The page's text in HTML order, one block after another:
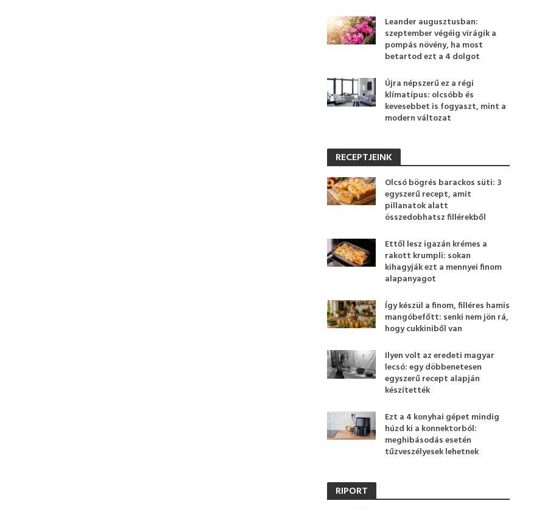
Leander augusztusban:
szeptember végéig virágik a
pompás növény, ha most
betartod ezt a 4 dolgot
Újra népszerű ez a régi
klímatípus: olcsóbb és
kevesebbet is fogyaszt, mint a
modern változat
RECEPTJEINK
Olcsó bögrés barackos süti: 3
egyszerű recept, amit
pillanatok alatt
összedobhatsz fillérekből
Ettől lesz igazán krémes a
rakott krumpli: sokan
kihagyják ezt a mennyei finom
alapanyagot
Így készül a finom, filléres hamis
mangóbefőtt: senki nem jön rá,
hogy cukkiniből van
Ilyen volt az eredeti magyar
lecsó: egy döbbenetesen
egyszerű recept alapján
készítették
Ezt a 4 konyhai gépet mindig
húzd ki a konnektorból:
meghibásodás esetén
tűzveszélyesek lehetnek
RIPORT